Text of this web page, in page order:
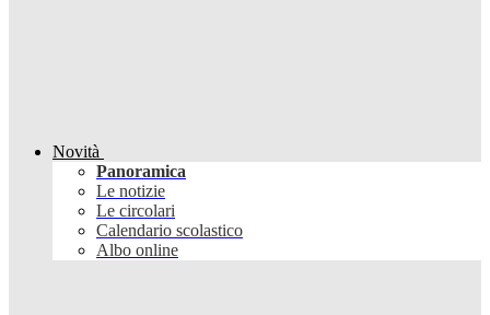
Novità
Panoramica
Le notizie
Le circolari
Calendario scolastico
Albo online